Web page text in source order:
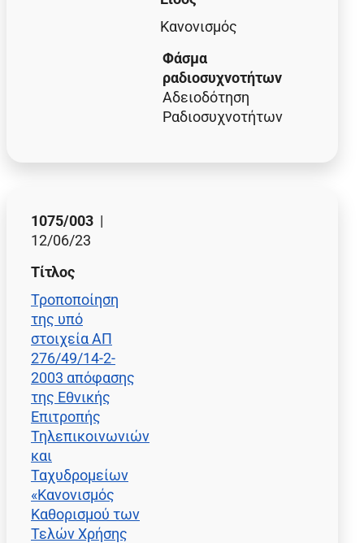
Κανονισμός
Φάσμα
ραδιοσυχνοτήτων
Αδειοδότηση
Ραδιοσυχνοτήτων
1075/003 |
12/06/23
Τίτλος
Τροποποίηση
της υπό
στοιχεία ΑΠ
276/49/14-2-
2003 απόφασης
της Εθνικής
Επιτροπής
Τηλεπικοινωνιών
και
Ταχυδρομείων
«Κανονισμός
Καθορισμού των
Τελών Χρήσης